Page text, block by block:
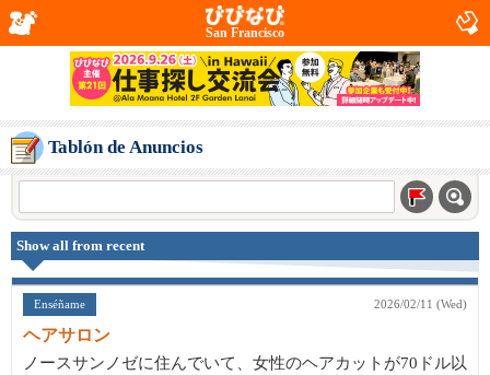
San Francisco
Tablón de Anuncios
Show all from recent
Enséñame 2026/02/11 (Wed)
ヘアサロン
ノースサンノゼに住んでいて、女性のヘアカットが70ドル以